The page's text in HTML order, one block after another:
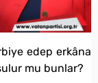
edep erkâna
mu bunlar?